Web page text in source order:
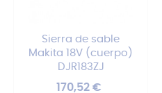
Sierra de sable
Makita 18V (cuerpo)
DJR183ZJ
Precio
170,52 €